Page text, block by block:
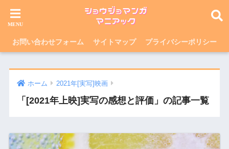
お問い合わせフォーム サイトマップ プライバシーポリシー
ホーム 2021年[実写]映画
「[2021年上映]実写の感想と評価」の記事一覧